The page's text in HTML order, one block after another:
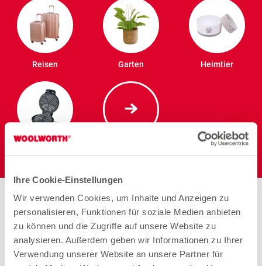
Ihre Cookie-Einstellungen
Wir verwenden Cookies, um Inhalte und Anzeigen zu
personalisieren, Funktionen für soziale Medien anbieten
zu können und die Zugriffe auf unsere Website zu
analysieren. Außerdem geben wir Informationen zu Ihrer
Verwendung unserer Website an unsere Partner für
Reisen Garten Heimtier
Stores in der Nähe von
Woolworth – Sulingen